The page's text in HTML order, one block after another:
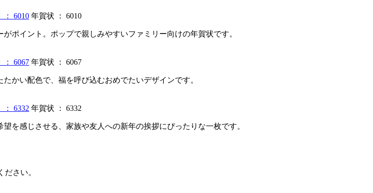
年賀状 ： 6010
ポイント。ポップで親しみやすいファミリー向けの年賀状です。
年賀状 ： 6067
かい配色で、福を呼び込むおめでたいデザインです。
年賀状 ： 6332
を感じさせる、家族や友人への新年の挨拶にぴったりな一枚です。
さい。